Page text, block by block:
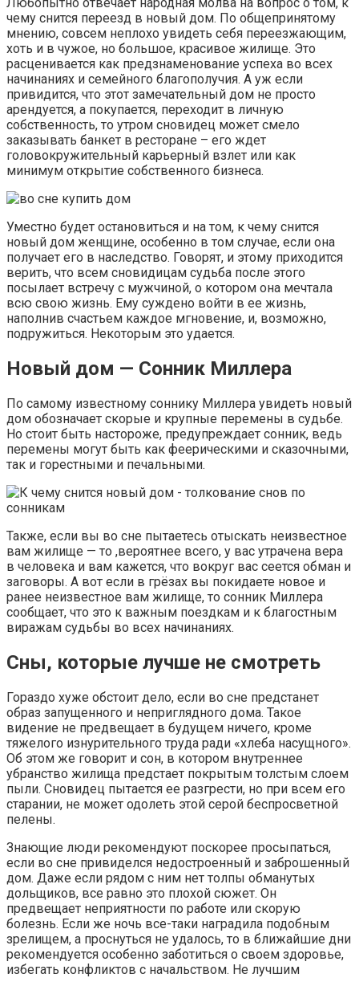
чему снится переезд в новый дом. По общепринятому
мнению, совсем неплохо увидеть себя переезжающим,
хоть и в чужое, но большое, красивое жилище. Это
расценивается как предзнаменование успеха во всех
начинаниях и семейного благополучия. А уж если
привидится, что этот замечательный дом не просто
арендуется, а покупается, переходит в личную
собственность, то утром сновидец может смело
заказывать банкет в ресторане – его ждет
головокружительный карьерный взлет или как
минимум открытие собственного бизнеса.
Уместно будет остановиться и на том, к чему снится
новый дом женщине, особенно в том случае, если она
получает его в наследство. Говорят, и этому приходится
верить, что всем сновидицам судьба после этого
посылает встречу с мужчиной, о котором она мечтала
всю свою жизнь. Ему суждено войти в ее жизнь,
наполнив счастьем каждое мгновение, и, возможно,
подружиться. Некоторым это удается.
Новый дом — Сонник Миллера
По самому известному соннику Миллера увидеть новый
дом обозначает скорые и крупные перемены в судьбе.
Но стоит быть настороже, предупреждает сонник, ведь
перемены могут быть как феерическими и сказочными,
так и горестными и печальными.
Также, если вы во сне пытаетесь отыскать неизвестное
вам жилище — то ,вероятнее всего, у вас утрачена вера
в человека и вам кажется, что вокруг вас сеется обман и
заговоры. А вот если в грёзах вы покидаете новое и
ранее неизвестное вам жилище, то сонник Миллера
сообщает, что это к важным поездкам и к благостным
виражам судьбы во всех начинаниях.
Сны, которые лучше не смотреть
Гораздо хуже обстоит дело, если во сне предстанет
образ запущенного и неприглядного дома. Такое
видение не предвещает в будущем ничего, кроме
тяжелого изнурительного труда ради «хлеба насущного».
Об этом же говорит и сон, в котором внутреннее
убранство жилища предстает покрытым толстым слоем
пыли. Сновидец пытается ее разгрести, но при всем его
старании, не может одолеть этой серой беспросветной
пелены.
Знающие люди рекомендуют поскорее просыпаться,
если во сне привиделся недостроенный и заброшенный
дом. Даже если рядом с ним нет толпы обманутых
дольщиков, все равно это плохой сюжет. Он
предвещает неприятности по работе или скорую
болезнь. Если же ночь все-таки наградила подобным
зрелищем, а проснуться не удалось, то в ближайшие дни
рекомендуется особенно заботиться о своем здоровье,
избегать конфликтов с начальством. Не лучшим